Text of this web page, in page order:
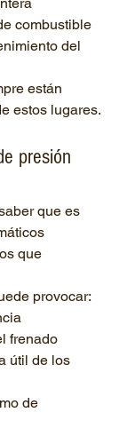
combustible
del
están
estos lugares.
presión
que es
que
provocar:
frenado
útil de los
de